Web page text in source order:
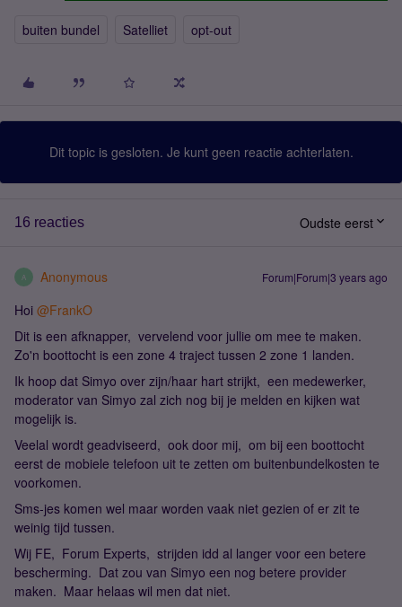
buiten bundel Satelliet opt-out
Dit topic is gesloten. Je kunt geen reactie achterlaten.
16 reacties Oudste eerst
A Anonymous Forum|Forum|3 years ago
Hoi @FrankO
Dit is een afknapper, vervelend voor jullie om mee te maken.
Zo'n boottocht is een zone 4 traject tussen 2 zone 1 landen.
Ik hoop dat Simyo over zijn/haar hart strijkt, een medewerker,
moderator van Simyo zal zich nog bij je melden en kijken wat
mogelijk is.
Veelal wordt geadviseerd, ook door mij, om bij een boottocht
eerst de mobiele telefoon uit te zetten om buitenbundelkosten te
voorkomen.
Sms-jes komen wel maar worden vaak niet gezien of er zit te
weinig tijd tussen.
Wij FE, Forum Experts, strijden idd al langer voor een betere
bescherming. Dat zou van Simyo een nog betere provider
maken. Maar helaas wil men dat niet.